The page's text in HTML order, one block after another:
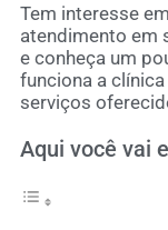
Tem interesse
atendimento em
e conheça um
funciona a
serviços
Aqui você vai